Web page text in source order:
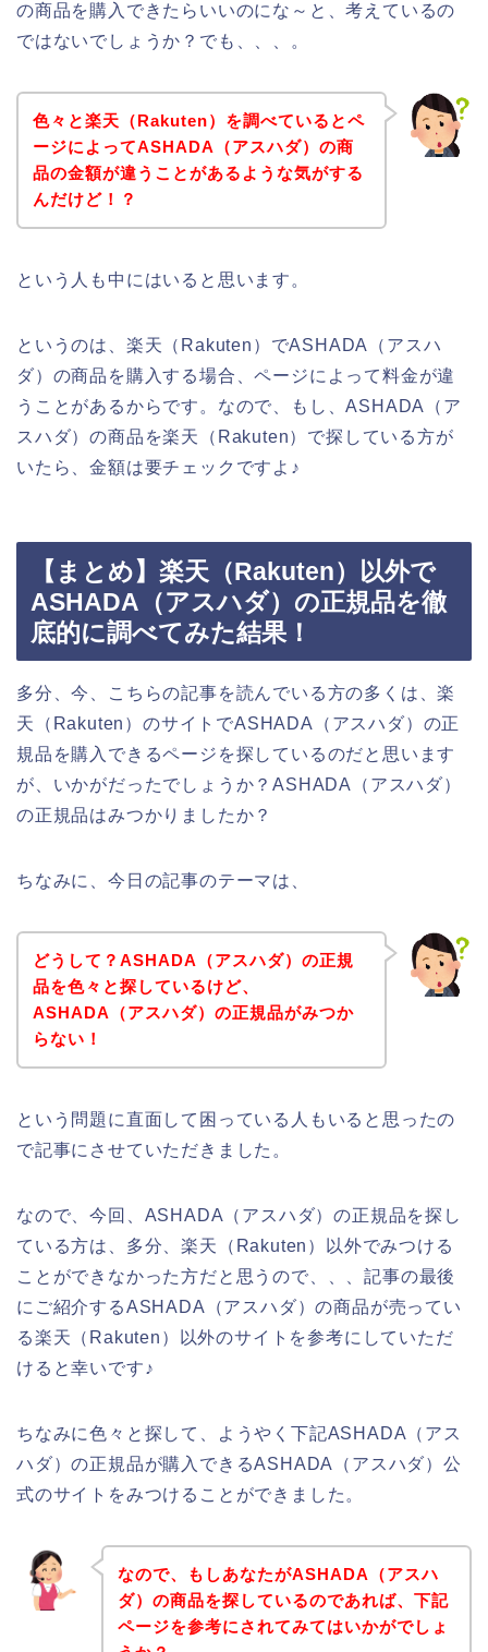
の商品を購入できたらいいのにな～と、考えているの
ではないでしょうか？でも、、、。
色々と楽天（Rakuten）を調べているとペ
ージによってASHADA（アスハダ）の商
品の金額が違うことがあるような気がする
んだけど！？
という人も中にはいると思います。
というのは、楽天（Rakuten）でASHADA（アスハ
ダ）の商品を購入する場合、ページによって料金が違
うことがあるからです。なので、もし、ASHADA（ア
スハダ）の商品を楽天（Rakuten）で探している方が
いたら、金額は要チェックですよ♪
【まとめ】楽天（Rakuten）以外で
ASHADA（アスハダ）の正規品を徹
底的に調べてみた結果！
多分、今、こちらの記事を読んでいる方の多くは、楽
天（Rakuten）のサイトでASHADA（アスハダ）の正
規品を購入できるページを探しているのだと思います
が、いかがだったでしょうか？ASHADA（アスハダ）
の正規品はみつかりましたか？
ちなみに、今日の記事のテーマは、
どうして？ASHADA（アスハダ）の正規
品を色々と探しているけど、
ASHADA（アスハダ）の正規品がみつか
らない！
という問題に直面して困っている人もいると思ったの
で記事にさせていただきました。
なので、今回、ASHADA（アスハダ）の正規品を探し
ている方は、多分、楽天（Rakuten）以外でみつける
ことができなかった方だと思うので、、、記事の最後
にご紹介するASHADA（アスハダ）の商品が売ってい
る楽天（Rakuten）以外のサイトを参考にしていただ
けると幸いです♪
ちなみに色々と探して、ようやく下記ASHADA（アス
ハダ）の正規品が購入できるASHADA（アスハダ）公
式のサイトをみつけることができました。
なので、もしあなたがASHADA（アスハ
ダ）の商品を探しているのであれば、下記
ページを参考にされてみてはいかがでしょ